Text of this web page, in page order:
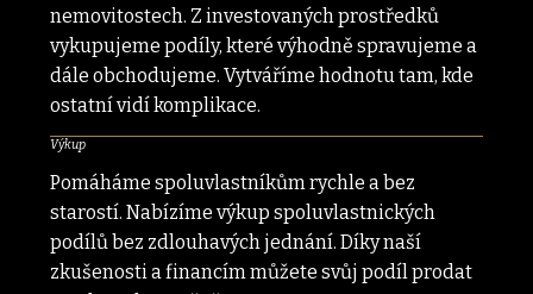
nemovitostech. Z investovaných prostředků
vykupujeme podíly, které výhodně spravujeme a
dále obchodujeme. Vytváříme hodnotu tam, kde
ostatní vidí komplikace.
Výkup
Pomáháme spoluvlastníkům rychle a bez
starostí. Nabízíme výkup spoluvlastnických
podílů bez zdlouhavých jednání. Díky naší
zkušenosti a financím můžete svůj podíl prodat